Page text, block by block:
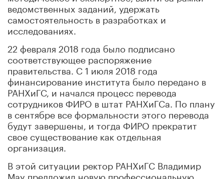
ведомственных заданий, удержать
самостоятельность в разработках и
исследованиях.
22 февраля 2018 года было подписано
соответствующее распоряжение
правительства. С 1 июля 2018 года
финансирование института было передано в
РАНХиГС, и начался процесс перевода
сотрудников ФИРО в штат РАНХиГСа. По плану
в сентябре все формальности этого перевода
будут завершены, и тогда ФИРО прекратит
свое существование как отдельная
организация.
В этой ситуации ректор РАНХиГС Владимир
Мау предложил новую профессиональную